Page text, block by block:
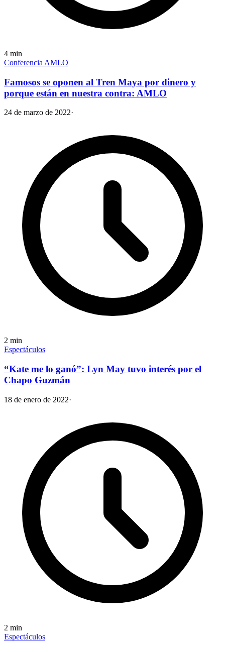
4 min
Conferencia AMLO
Famosos se oponen al Tren Maya por dinero y
porque están en nuestra contra: AMLO
24 de marzo de 2022·
2 min
Espectáculos
“Kate me lo ganó”: Lyn May tuvo interés por el
Chapo Guzmán
18 de enero de 2022·
2 min
Espectáculos